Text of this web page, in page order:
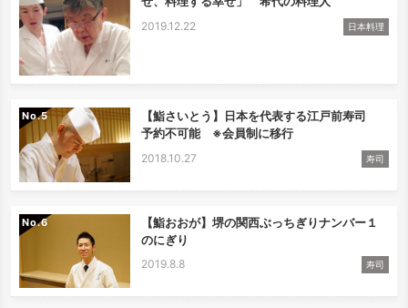
2019.12.22 日本料理
No.
【鮨さいとう】日本を代表する江戸前寿司
予約不可能 ※会員制に移行
2018.10.27 寿司
No.
【鮨おおが】堺の関西ぶっちぎりナンバー１
のにぎり
2019.8.8 寿司